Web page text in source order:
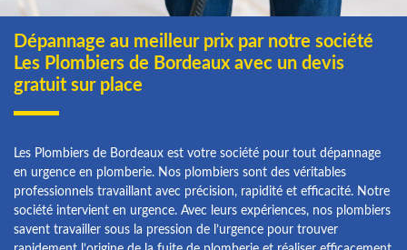
Dépannage au meilleur prix par notre société
Les Plombiers de Bordeaux avec un devis
gratuit sur place
Les Plombiers de Bordeaux est votre société pour tout dépannage
en urgence en plomberie. Nos plombiers sont des véritables
professionnels travaillant avec précision, rapidité et efficacité. Notre
société intervient en urgence. Avec leurs expériences, nos plombiers
savent travailler sous la pression de l’urgence pour trouver